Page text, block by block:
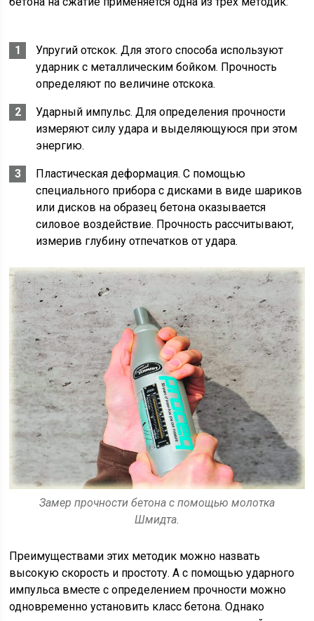
Упругий отскок. Для этого способа используют
ударник с металлическим бойком. Прочность
определяют по величине отскока.
Ударный импульс. Для определения прочности
измеряют силу удара и выделяющуюся при этом
энергию.
Пластическая деформация. С помощью
специального прибора с дисками в виде шариков
или дисков на образец бетона оказывается
силовое воздействие. Прочность рассчитывают,
измерив глубину отпечатков от удара.
Замер прочности бетона с помощью молотка
Шмидта.
Преимуществами этих методик можно назвать
высокую скорость и простоту. А с помощью ударного
импульса вместе с определением прочности можно
одновременно установить класс бетона. Однако